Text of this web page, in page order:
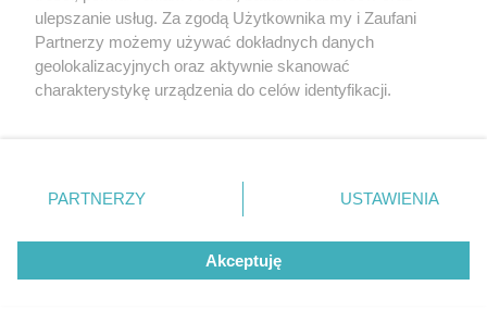
NAJNOWSZE NEWSY:
ulepszanie usług. Za zgodą Użytkownika my i Zaufani
Partnerzy możemy używać dokładnych danych
geolokalizacyjnych oraz aktywnie skanować
charakterystykę urządzenia do celów identyfikacji.
zmienić/wycofać klikając przycisk ustawień prywatności
znajdujący się w lewym dolnym rogu strony
rodzaje przetwarzania danych nie wymagają zgody
użytkownika, ale masz prawo sprzeciwić się takiemu
przetwarzaniu. Preferencje będą miały zastosowanie tylko
PARTNERZY USTAWIENIA
Akceptuję